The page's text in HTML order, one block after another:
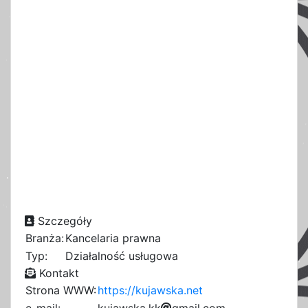
Szczegóły
Branża:Kancelaria prawna
Typ:
Działalność usługowa
Kontakt
Strona WWW:https://kujawska.net